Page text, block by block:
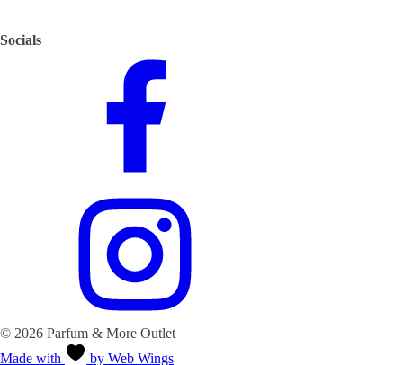
Socials
© 2026 Parfum & More Outlet
Made with
by Web Wings